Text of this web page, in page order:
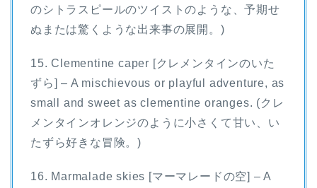
のシトラスピールのツイストのような、予期せ
ぬまたは驚くような出来事の展開。)
15. Clementine caper [クレメンタインのいた
ずら] – A mischievous or playful adventure, as
small and sweet as clementine oranges. (クレ
メンタインオレンジのように小さくて甘い、い
たずら好きな冒険。)
16. Marmalade skies [マーマレードの空] – A